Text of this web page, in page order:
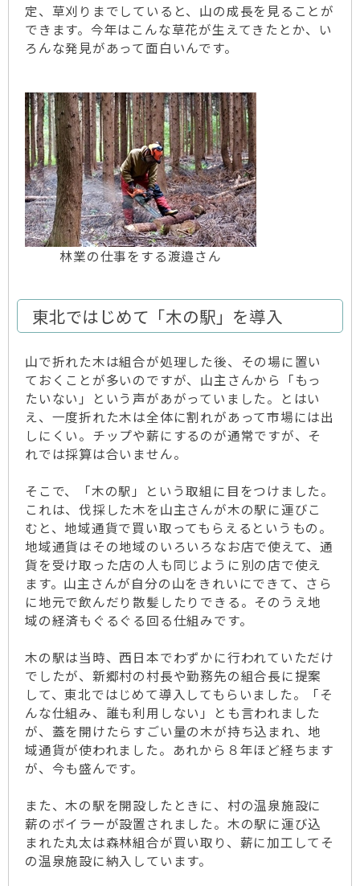
定、草刈りまでしていると、山の成長を見ることが
できます。今年はこんな草花が生えてきたとか、い
ろんな発見があって面白いんです。
林業の仕事をする渡邉さん
東北ではじめて「木の駅」を導入
山で折れた木は組合が処理した後、その場に置い
ておくことが多いのですが、山主さんから「もっ
たいない」という声があがっていました。とはい
え、一度折れた木は全体に割れがあって市場には出
しにくい。チップや薪にするのが通常ですが、そ
れでは採算は合いません。
そこで、「木の駅」という取組に目をつけました。
これは、伐採した木を山主さんが木の駅に運びこ
むと、地域通貨で買い取ってもらえるというもの。
地域通貨はその地域のいろいろなお店で使えて、通
貨を受け取った店の人も同じように別の店で使え
ます。山主さんが自分の山をきれいにできて、さら
に地元で飲んだり散髪したりできる。そのうえ地
域の経済もぐるぐる回る仕組みです。
木の駅は当時、西日本でわずかに行われていただけ
でしたが、新郷村の村長や勤務先の組合長に提案
して、東北ではじめて導入してもらいました。「そ
んな仕組み、誰も利用しない」とも言われました
が、蓋を開けたらすごい量の木が持ち込まれ、地
域通貨が使われました。あれから８年ほど経ちます
が、今も盛んです。
また、木の駅を開設したときに、村の温泉施設に
薪のボイラーが設置されました。木の駅に運び込
まれた丸太は森林組合が買い取り、薪に加工してそ
の温泉施設に納入しています。